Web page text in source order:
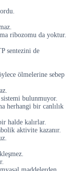
ribozomu da yoktur.
sentezini de
ölmelerine sebep
bulunmuyor.
herhangi bir canlılık
halde kalırlar.
aktivite kazanır.